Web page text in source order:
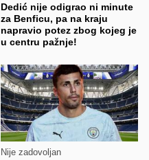
Dedić nije odigrao ni minute
za Benficu, pa na kraju
napravio potez zbog kojeg je
u centru pažnje!
Nije zadovoljan